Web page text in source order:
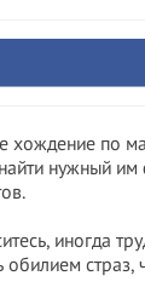
хождение по
нужный
иногда
обилием страз,